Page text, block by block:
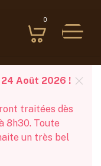
0
24 Août 2026 !
traitées dès
8h30. Toute
un très bel